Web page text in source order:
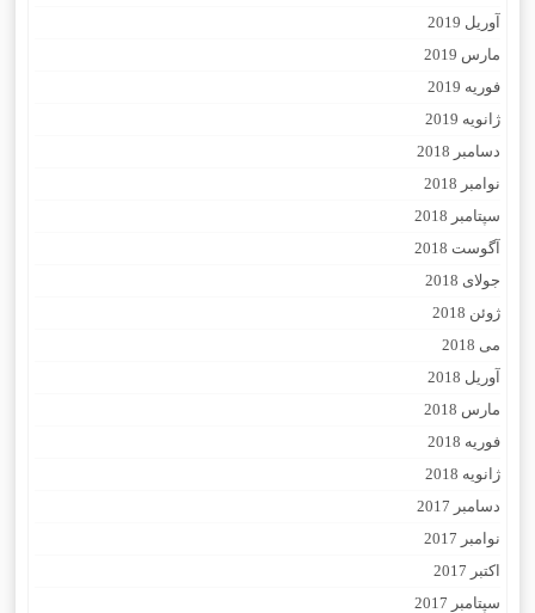
آوریل 2019
مارس 2019
فوریه 2019
ژانویه 2019
دسامبر 2018
نوامبر 2018
سپتامبر 2018
آگوست 2018
جولای 2018
ژوئن 2018
می 2018
آوریل 2018
مارس 2018
فوریه 2018
ژانویه 2018
دسامبر 2017
نوامبر 2017
اکتبر 2017
سپتامبر 2017